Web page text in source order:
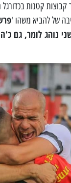
קבוצות קטנות
של להביא משהו '
נוהג לומר, גם